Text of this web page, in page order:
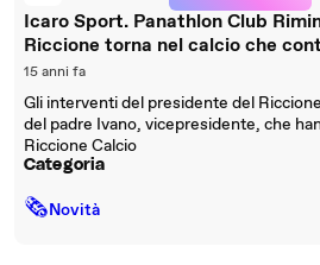
Icaro Sport. Panathlon Club
Riccione torna nel calcio che
15 anni fa
Gli interventi del presidente del
del padre Ivano, vicepresidente, che
Riccione Calcio
Categoria
🗞Novità